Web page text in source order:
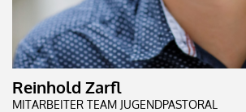
Reinhold Zarfl
MITARBEITER TEAM JUGENDPASTORAL